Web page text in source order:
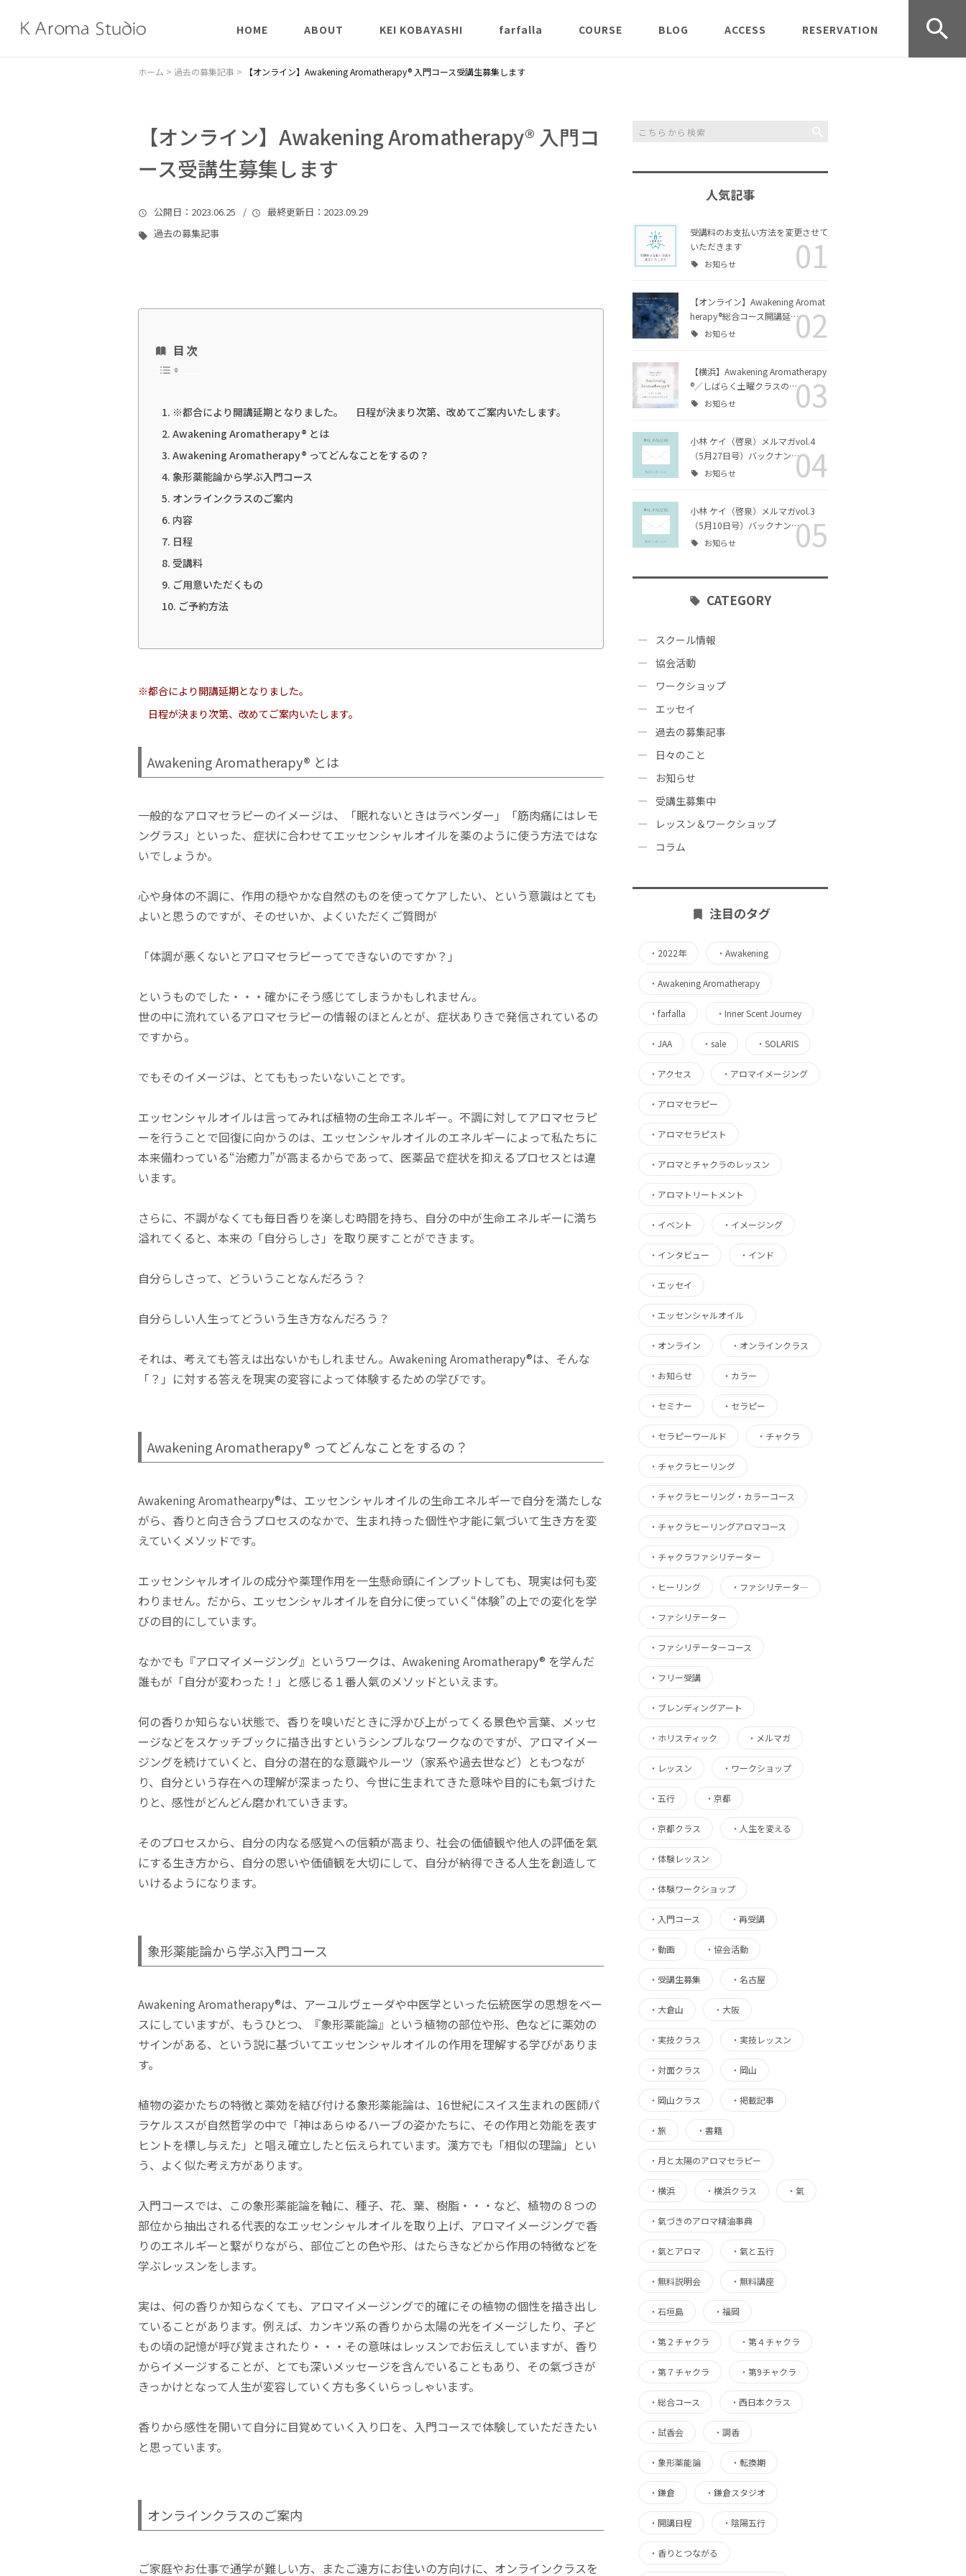
HOME
はじめての方へ
ABOUT
陰陽説
KEI KOBAYASHI farfalla COURSE
氣とアロマ
Inner Scent Journey
Inner Scent Journey 体
験ワークショップ
apy® 講義クラス
apy® 実技クラス
スアロマ本コース
チャクラヒーリング・カ
チャクラヒーリング・カ
コース
ホリスティックアロマセ
協会認定ファシリテータ
Awakening Aromather
apy® ファシリテーター
チャクラヒーリング・ア
BLOG
プの様子
過去の募集記事
協会活動
日々のこと
ACCESS RESERVATION
ホーム > 過去の募集記事 > 【オンライン】Awakening Aromatherapy® 入門コース受講生募集します
【オンライン】Awakening Aromatherapy® 入門コ
ース受講生募集します
公開日 ：2023.06.25 / 最終更新日 ：2023.09.29
過去の募集記事
目次
※都合により開講延期となりました。 日程が決まり次第、改めてご案内いたします。
Awakening Aromatherapy® とは
Awakening Aromatherapy® ってどんなことをするの？
象形薬能論から学ぶ入門コース
オンラインクラスのご案内
内容
日程
受講料
ご用意いただくもの
ご予約方法
※都合により開講延期となりました。
日程が決まり次第、改めてご案内いたします。
Awakening Aromatherapy® とは
一般的なアロマセラピーのイメージは、「眠れないときはラベンダー」「筋肉痛にはレモ
ングラス」といった、症状に合わせてエッセンシャルオイルを薬のように使う方法ではな
いでしょうか。
心や身体の不調に、作用の穏やかな自然のものを使ってケアしたい、という意識はとても
よいと思うのですが、そのせいか、よくいただくご質問が
「体調が悪くないとアロマセラピーってできないのですか？」
というものでした・・・確かにそう感じてしまうかもしれません。
世の中に流れているアロマセラピーの情報のほとんとが、症状ありきで発信されているの
ですから。
でもそのイメージは、とてももったいないことです。
エッセンシャルオイルは言ってみれば植物の生命エネルギー。不調に対してアロマセラピ
ーを行うことで回復に向かうのは、エッセンシャルオイルのエネルギーによって私たちに
本来備わっている“治癒力”が高まるからであって、医薬品で症状を抑えるプロセスとは違
います。
さらに、不調がなくても毎日香りを楽しむ時間を持ち、自分の中が生命エネルギーに満ち
溢れてくると、本来の「自分らしさ」を取り戻すことができます。
自分らしさって、どういうことなんだろう？
自分らしい人生ってどういう生き方なんだろう？
それは、考えても答えは出ないかもしれません。Awakening Aromatherapy®は、そんな
「？」に対する答えを現実の変容によって体験するための学びです。
Awakening Aromatherapy® ってどんなことをするの？
Awakening Aromathearpy®は、エッセンシャルオイルの生命エネルギーで自分を満たしな
がら、香りと向き合うプロセスのなかで、生まれ持った個性や才能に氣づいて生き方を変
えていくメソッドです。
エッセンシャルオイルの成分や薬理作用を一生懸命頭にインプットしても、現実は何も変
わりません。だから、エッセンシャルオイルを自分に使っていく“体験”の上での変化を学
びの目的にしています。
なかでも『アロマイメージング』というワークは、Awakening Aromatherapy® を学んだ
誰もが「自分が変わった！」と感じる１番人氣のメソッドといえます。
何の香りか知らない状態で、香りを嗅いだときに浮かび上がってくる景色や言葉、メッセ
ージなどをスケッチブックに描き出すというシンプルなワークなのですが、アロマイメー
ジングを続けていくと、自分の潜在的な意識やルーツ（家系や過去世など）ともつなが
り、自分という存在への理解が深まったり、今世に生まれてきた意味や目的にも氣づけた
りと、感性がどんどん磨かれていきます。
そのプロセスから、自分の内なる感覚への信頼が高まり、社会の価値観や他人の評価を氣
にする生き方から、自分の思いや価値観を大切にして、自分が納得できる人生を創造して
いけるようになります。
象形薬能論から学ぶ入門コース
Awakening Aromatherapy®は、アーユルヴェーダや中医学といった伝統医学の思想をベー
スにしていますが、もうひとつ、『象形薬能論』という植物の部位や形、色などに薬効の
サインがある、という説に基づいてエッセンシャルオイルの作用を理解する学びがありま
す。
植物の姿かたちの特徴と薬効を結び付ける象形薬能論は、16世紀にスイス生まれの医師パ
ラケルススが自然哲学の中で「神はあらゆるハーブの姿かたちに、その作用と効能を表す
ヒントを標し与えた」と唱え確立したと伝えられています。漢方でも「相似の理論」とい
う、よく似た考え方があります。
入門コースでは、この象形薬能論を軸に、種子、花、葉、樹脂・・・など、植物の８つの
部位から抽出される代表的なエッセンシャルオイルを取り上げ、アロマイメージングで香
りのエネルギーと繋がりながら、部位ごとの色や形、はたらきなどから作用の特徴などを
学ぶレッスンをします。
実は、何の香りか知らなくても、アロマイメージングで的確にその植物の個性を描き出し
ていることがあります。例えば、カンキツ系の香りから太陽の光をイメージしたり、子ど
もの頃の記憶が呼び覚まされたり・・・その意味はレッスンでお伝えしていますが、香り
からイメージすることが、とても深いメッセージを含んでいることもあり、その氣づきが
きっかけとなって人生が変容していく方も多くいらっしゃいます。
香りから感性を開いて自分に目覚めていく入り口を、入門コースで体験していただきたい
と思っています。
オンラインクラスのご案内
ご家庭やお仕事で通学が難しい方、またご遠方にお住いの方向けに、オンラインクラスを
人気記事
受講料のお支払い方法を変更させて
いただきます
お知らせ 01
【オンライン】Awakening Aromat
herapy®総合コース開講延…
お知らせ 02
【横浜】Awakening Aromatherapy
®／しばらく土曜クラスの…
お知らせ 03
小林 ケイ（啓泉）メルマガvol.4
（5月27日号）バックナン…
お知らせ 04
小林 ケイ（啓泉）メルマガvol.3
（5月10日号）バックナン…
お知らせ 05
CATEGORY
スクール情報
協会活動
ワークショップ
エッセイ
過去の募集記事
日々のこと
お知らせ
受講生募集中
レッスン＆ワークショップ
コラム
注目のタグ
・ 2022年 ・ Awakening
・ Awakening Aromatherapy
・ farfalla ・ Inner Scent Journey
・ JAA ・ sale ・ SOLARIS
・ アクセス ・ アロマイメージング
・ アロマセラピー
・ アロマセラピスト
・ アロマとチャクラのレッスン
・ アロマトリートメント
・ イベント ・ イメージング
・ インタビュー ・ インド
・ エッセイ
・ エッセンシャルオイル
・ オンライン ・ オンラインクラス
・ お知らせ ・ カラー
・ セミナー ・ セラピー
・ セラピーワールド ・ チャクラ
・ チャクラヒーリング
・ チャクラヒーリング・カラーコース
・ チャクラヒーリングアロマコース
・ チャクラファシリテーター
・ ヒーリング ・ ファシリテータ―
・ ファシリテーター
・ ファシリテーターコース
・ フリー受講
・ ブレンディングアート
・ ホリスティック ・ メルマガ
・ レッスン ・ ワークショップ
・ 五行 ・ 京都
・ 京都クラス ・ 人生を変える
・ 体験レッスン
・ 体験ワークショップ
・ 入門コース ・ 再受講
・ 動画 ・ 協会活動
・ 受講生募集 ・ 名古屋
・ 大倉山 ・ 大阪
・ 実技クラス ・ 実技レッスン
・ 対面クラス ・ 岡山
・ 岡山クラス ・ 掲載記事
・ 旅 ・ 書籍
・ 月と太陽のアロマセラピー
・ 横浜 ・ 横浜クラス ・ 氣
・ 氣づきのアロマ精油事典
・ 氣とアロマ ・ 氣と五行
・ 無料説明会 ・ 無料講座
・ 石垣島 ・ 福岡
・ 第２チャクラ ・ 第４チャクラ
・ 第７チャクラ ・ 第9チャクラ
・ 総合コース ・ 西日本クラス
・ 試香会 ・ 調香
・ 象形薬能論 ・ 転換期
・ 鎌倉 ・ 鎌倉スタジオ
・ 開講日程 ・ 陰陽五行
・ 香りとつながる